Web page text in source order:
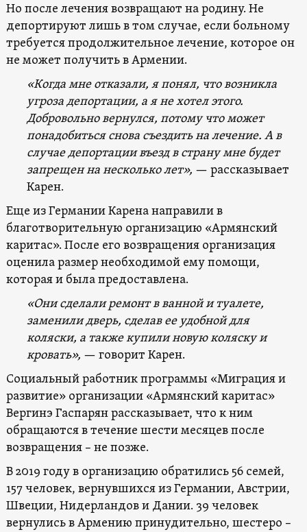
Но после лечения возвращают на родину. Не
депортируют лишь в том случае, если больному
требуется продолжительное лечение, которое он
не может получить в Армении.
«Когда мне отказали, я понял, что возникла
угроза депортации, а я не хотел этого.
Добровольно вернулся, потому что может
понадобиться снова съездить на лечение. А в
случае депортации въезд в страну мне будет
запрещен на несколько лет», — рассказывает
Карен.
Еще из Германии Карена направили в
благотворительную организацию «Армянский
каритас». После его возвращения организация
оценила размер необходимой ему помощи,
которая и была предоставлена.
«Они сделали ремонт в ванной и туалете,
заменили дверь, сделав ее удобной для
коляски, а также купили новую коляску и
кровать», — говорит Карен.
Социальный работник программы «Миграция и
развитие» организации «Армянский каритас»
Вергинэ Гаспарян рассказывает, что к ним
обращаются в течение шести месяцев после
возвращения – не позже.
В 2019 году в организацию обратились 56 семей,
157 человек, вернувшихся из Германии, Австрии,
Швеции, Нидерландов и Дании. 39 человек
вернулись в Армению принудительно, шестеро –